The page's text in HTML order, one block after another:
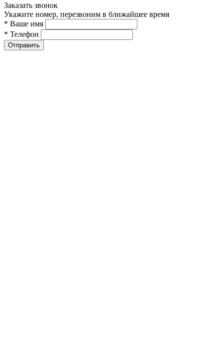
Заказать звонок
Укажите номер, перезвоним в ближайшее время
* Ваше имя
* Телефон
Отправить